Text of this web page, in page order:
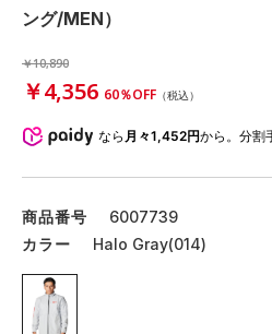
ング/MEN）
￥10,890
￥4,356 60％OFF （税込）
なら 月々1,452円から。分割
商品番号
6007739
カラー
Halo Gray(014)